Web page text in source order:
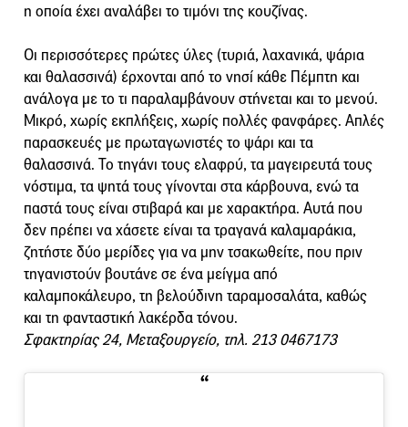
η οποία έχει αναλάβει το τιμόνι της κουζίνας.
Οι περισσότερες πρώτες ύλες (τυριά, λαχανικά, ψάρια
και θαλασσινά) έρχονται από το νησί κάθε Πέμπτη και
ανάλογα με το τι παραλαμβάνουν στήνεται και το μενού.
Μικρό, χωρίς εκπλήξεις, χωρίς πολλές φανφάρες. Απλές
παρασκευές με πρωταγωνιστές το ψάρι και τα
θαλασσινά. Το τηγάνι τους ελαφρύ, τα μαγειρευτά τους
νόστιμα, τα ψητά τους γίνονται στα κάρβουνα, ενώ τα
παστά τους είναι στιβαρά και με χαρακτήρα. Αυτά που
δεν πρέπει να χάσετε είναι τα τραγανά καλαμαράκια,
ζητήστε δύο μερίδες για να μην τσακωθείτε, που πριν
τηγανιστούν βουτάνε σε ένα μείγμα από
καλαμποκάλευρο, τη βελούδινη ταραμοσαλάτα, καθώς
και τη φανταστική λακέρδα τόνου.
Σφακτηρίας 24, Μεταξουργείο, τηλ. 213 0467173